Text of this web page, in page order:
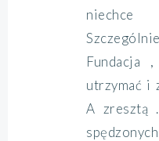
niechce
utrzymać i
A zresztą